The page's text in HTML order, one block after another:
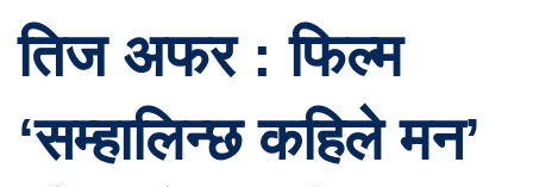
तिज अफर : फिल्म
‘सम्हालिन्छ कहिले मन’